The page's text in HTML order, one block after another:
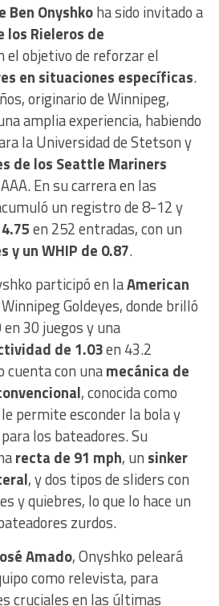
Ben Onyshkoha sido invitado a
los Rieleros de
el objetivo de reforzar el
en situaciones específicas.
originario de Winnipeg,
amplia experiencia, habiendo
la Universidad de Stetson y
de los Seattle Mariners
En su carrera en las
un registro de 8-12 y
en 252 entradas, con un
y un WHIP de 0.87.
participó en laAmerican
Goldeyes, donde brilló
30 juegos y una
de 1.03en 43.2
cuenta con unamecánica de
, conocida como
le permite esconder la bola y
los bateadores. Su
recta de 91 mph, un sinker
, y dos tipos de sliders con
y quiebres, lo que lo hace un
zurdos.
Amado, Onyshko peleará
como relevista, para
cruciales en las últimas